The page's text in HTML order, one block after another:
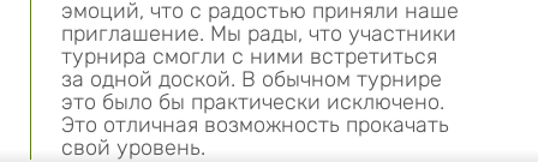
эмоций, что с радостью приняли наше
приглашение. Мы рады, что участники
турнира смогли с ними встретиться
за одной доской. В обычном турнире
это было бы практически исключено.
Это отличная возможность прокачать
свой уровень.